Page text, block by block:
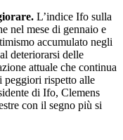
L’indice Ifo sulla
nel mese di gennaio e
accumulato negli
deteriorarsi delle
attuale che continua
peggiori rispetto alle
di Ifo, Clemens
con il segno più si